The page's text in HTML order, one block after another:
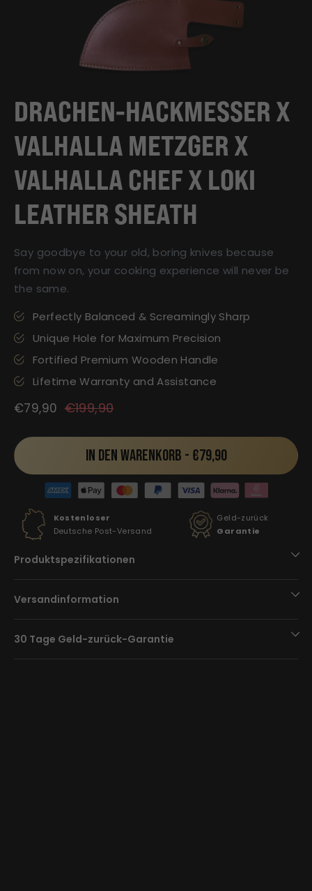
DRACHEN-HACKMESSER X
VALHALLA METZGER X
VALHALLA CHEF X LOKI
LEATHER SHEATH
Say goodbye to your old, boring knives because
from now on, your cooking experience will never be
the same.
Perfectly Balanced & Screamingly Sharp
Unique Hole for Maximum Precision
Fortified Premium Wooden Handle
Lifetime Warranty and Assistance
Normaler
Sonderpreis
€79,90 €199,90
IN DEN WARENKORB - €79,90
Kostenloser
Deutsche Post-Versand
Geld-zurück
Garantie
Produktspezifikationen
Versandinformation
30 Tage Geld-zurück-Garantie